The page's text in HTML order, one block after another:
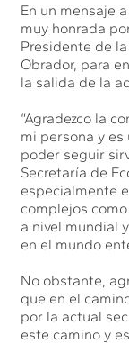
En un mensaje
muy honrada
Presidente de
Obrador, para
la salida de la
“Agradezco la
mi persona y
poder seguir
Secretaría de
especialmente
complejos
a nivel mundial
en el mundo
No obstante,
que en el
por la actual
este camino y